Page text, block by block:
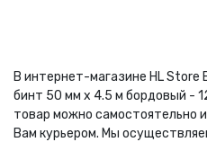
В интернет-магазине HL
бинт 50 мм х 4.5 м бордовый -
товар можно самостоятельно
Вам курьером. Мы